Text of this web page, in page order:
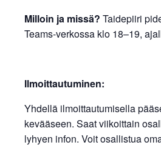
Milloin ja missä? Taidepiiri
Teams-verkossa klo 18–19,
Ilmoittautuminen:
Yhdellä ilmoittautumisella
kevääseen. Saat viikoittain
lyhyen infon. Voit osallistua